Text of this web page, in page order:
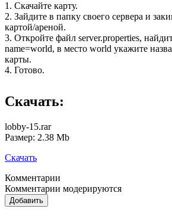
1. Скачайте карту.
2. Зайдите в папку своего сервера и
картой/ареной.
3. Откройте файл server.properties,
name=world, в место world укажите
карты.
4. Готово.
Скачать:
lobby-15.rar
Размер: 2.38 Mb
Скачать
Комментарии
Комментарии модерируются
Добавить